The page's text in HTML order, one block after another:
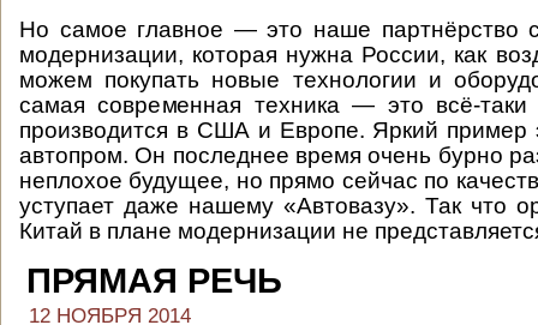
Но самое главное — это наше партнёрство
модернизации, которая нужна России, как
можем покупать новые технологии и
самая современная техника — это всё-таки
производится в США и Европе. Яркий пример
автопром. Он последнее время очень бурно
неплохое будущее, но прямо сейчас по
уступает даже нашему «Автовазу». Так что
Китай в плане модернизации не
ПРЯМАЯ РЕЧЬ
12 НОЯБРЯ 2014